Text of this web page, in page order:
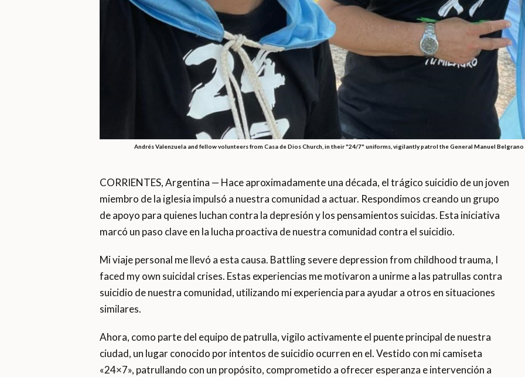
Andrés Valenzuela and fellow volunteers from Casa de Dios Church, in their "24/7" uniforms, vigilantly patrol the General Manuel
CORRIENTES, Argentina — Hace aproximadamente una década, el trágico suicidio de un joven
miembro de la iglesia impulsó a nuestra comunidad a actuar. Respondimos creando un grupo
de apoyo para quienes luchan contra la depresión y los pensamientos suicidas. Esta iniciativa
marcó un paso clave en la lucha proactiva de nuestra comunidad contra el suicidio.
Mi viaje personal me llevó a esta causa. Battling severe depression from childhood trauma, I
faced my own suicidal crises. Estas experiencias me motivaron a unirme a las patrullas contra
suicidio de nuestra comunidad, utilizando mi experiencia para ayudar a otros en situaciones
similares.
Ahora, como parte del equipo de patrulla, vigilo activamente el puente principal de nuestra
ciudad, un lugar conocido por intentos de suicidio ocurren en el. Vestido con mi camiseta
«24×7», patrullando con un propósito, comprometido a ofrecer esperanza e intervención a